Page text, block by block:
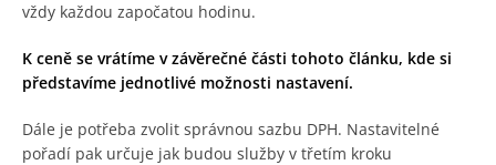
vždy každou započatou hodinu.
K ceně se vrátíme v závěrečné části tohoto článku, kde si
představíme jednotlivé možnosti nastavení.
Dále je potřeba zvolit správnou sazbu DPH. Nastavitelné
pořadí pak určuje jak budou služby v třetím kroku